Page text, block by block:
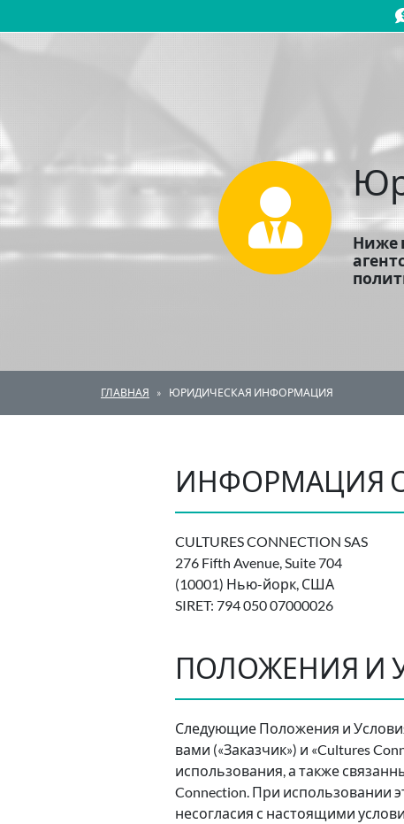
Ниже
ГЛАВНАЯ ЮРИДИЧЕСКАЯ ИНФОРМАЦИЯ
ИНФОРМАЦИЯ
CULTURES CONNECTION SAS
276 Fifth Avenue, Suite 704
(10001) Нью-йорк, США
SIRET: 794 050 07000026
ПОЛОЖЕНИЯ И
Следующие Положения и
вами («Заказчик») и «Cultures
использования, а также
Connection. При использовании
несогласия с настоящими